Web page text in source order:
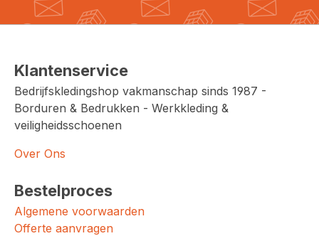
Klantenservice
Bedrijfskledingshop vakmanschap sinds 1987 -
Borduren & Bedrukken - Werkkleding &
veiligheidsschoenen
Over Ons
Bestelproces
Algemene voorwaarden
Offerte aanvragen